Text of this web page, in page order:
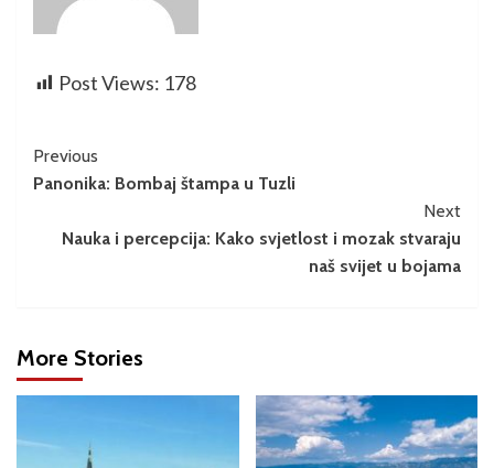
Post Views: 178
Previous
Panonika: Bombaj štampa u Tuzli
Next
Nauka i percepcija: Kako svjetlost i mozak stvaraju
naš svijet u bojama
More Stories